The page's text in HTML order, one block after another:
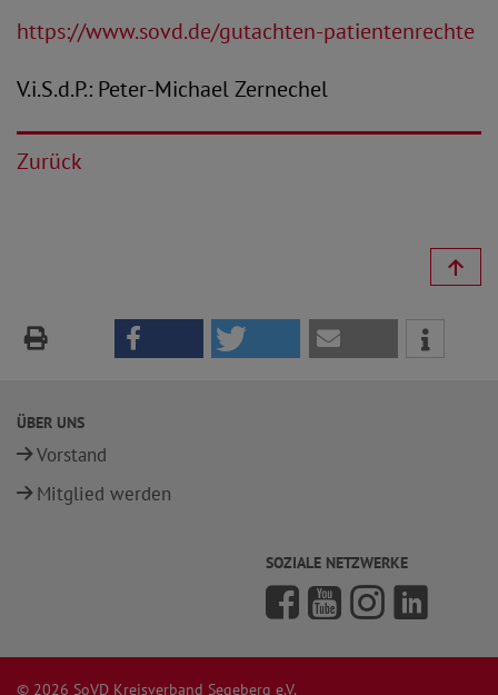
https://www.sovd.de/gutachten-patientenrechte
V.i.S.d.P.: Peter-Michael Zernechel
Zurück
ÜBER UNS
Vorstand
Mitglied werden
SOZIALE NETZWERKE
© 2026 SoVD Kreisverband Segeberg e.V.